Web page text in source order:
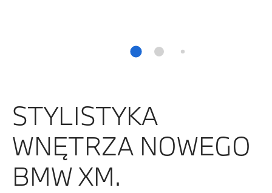
STYLISTYKA
WNĘTRZA NOWEGO
BMW XM.